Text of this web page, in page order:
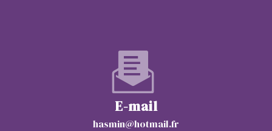
E-mail
hasmin@hotmail.fr